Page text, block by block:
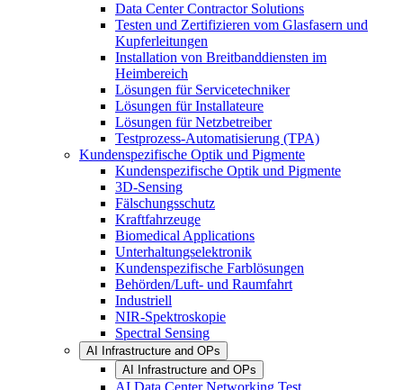
Data Center Contractor Solutions
Testen und Zertifizieren vom Glasfasern und
Kupferleitungen
Installation von Breitbanddiensten im
Heimbereich
Lösungen für Servicetechniker
Lösungen für Installateure
Lösungen für Netzbetreiber
Testprozess-Automatisierung (TPA)
Kundenspezifische Optik und Pigmente
Kundenspezifische Optik und Pigmente
3D-Sensing
Fälschungsschutz
Kraftfahrzeuge
Biomedical Applications
Unterhaltungselektronik
Kundenspezifische Farblösungen
Behörden/Luft- und Raumfahrt
Industriell
NIR-Spektroskopie
Spectral Sensing
AI Infrastructure and OPs
AI Infrastructure and OPs